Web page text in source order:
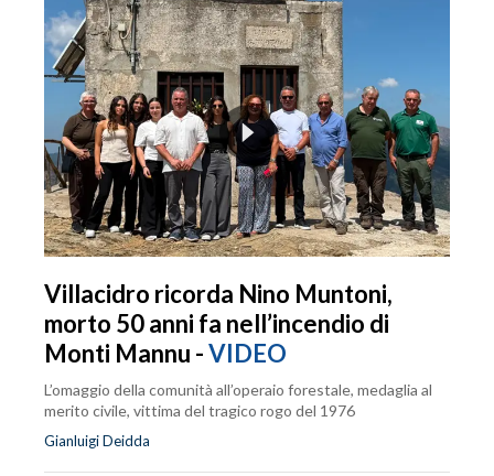
Villacidro ricorda Nino Muntoni,
morto 50 anni fa nell’incendio di
Monti Mannu -VIDEO
L’omaggio della comunità all’operaio forestale, medaglia al
merito civile, vittima del tragico rogo del 1976
Gianluigi Deidda